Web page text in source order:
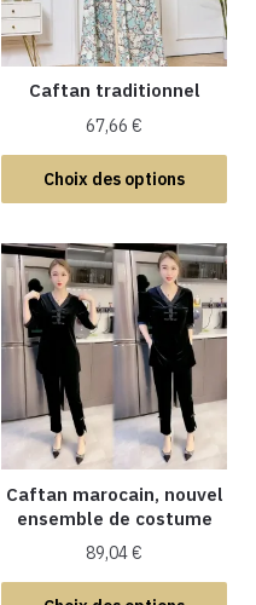
Caftan traditionnel
67,66€
Choix des options
Ce
produit
plusieurs
variations.
Les
options
peuvent
être
choisies
la
page
du
produit
Caftan marocain, nouvel
ensemble de costume
89,04€
Ce